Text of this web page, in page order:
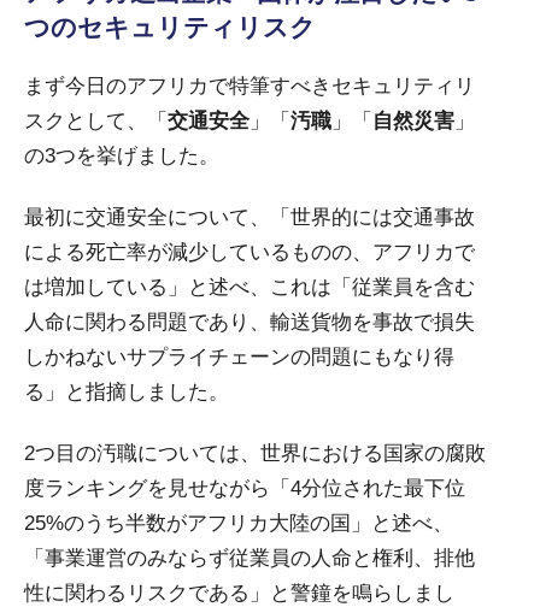
つのセキュリティリスク
まず今日のアフリカで特筆すべきセキュリティリ
スクとして、「 交通安全」「 汚職 」「 自然災害 」
の3つを挙げました。
最初に交通安全について、「世界的には交通事故
による死亡率が減少しているものの、アフリカで
は増加している」と述べ、これは「従業員を含む
人命に関わる問題であり、輸送貨物を事故で損失
しかねないサプライチェーンの問題にもなり得
る」と指摘しました。
2つ目の汚職については、世界における国家の腐敗
度ランキングを見せながら「4分位された最下位
25%のうち半数がアフリカ大陸の国」と述べ、
「事業運営のみならず従業員の人命と権利、排他
性に関わるリスクである」と警鐘を鳴らしまし